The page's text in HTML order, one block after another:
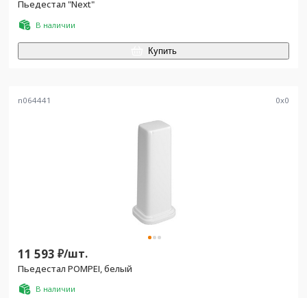
Пьедестал "Next"
В наличии
Купить
n064441 0x0
11 593 ₽/шт.
Пьедестал POMPEI, белый
В наличии